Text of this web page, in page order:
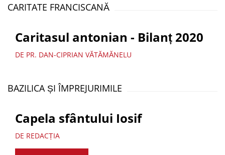
CARITATE FRANCISCANĂ
Caritasul antonian - Bilanț 2020
DE PR. DAN-CIPRIAN VĂTĂMĂNELU
BAZILICA ȘI ÎMPREJURIMILE
Capela sfântului Iosif
DE REDACȚIA